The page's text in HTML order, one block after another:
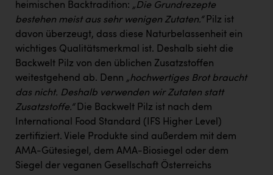
heimischen Backtradition: „Die Grundrezepte
bestehen meist aus sehr wenigen Zutaten.“Pilz ist
davon überzeugt, dass diese Naturbelassenheit ein
wichtiges Qualitätsmerkmal ist. Deshalb sieht die
Backwelt Pilz von den üblichen Zusatzstoffen
weitestgehend ab. Denn „hochwertiges Brot braucht
das nicht. Deshalb verwenden wir Zutaten statt
Zusatzstoffe.“Die Backwelt Pilz ist nach dem
International Food Standard (IFS Higher Level)
zertifiziert. Viele Produkte sind außerdem mit dem
AMA-Gütesiegel, dem AMA-Biosiegel oder dem
Siegel der veganen Gesellschaft Österreichs